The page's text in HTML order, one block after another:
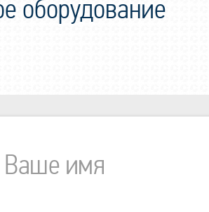
оборудование